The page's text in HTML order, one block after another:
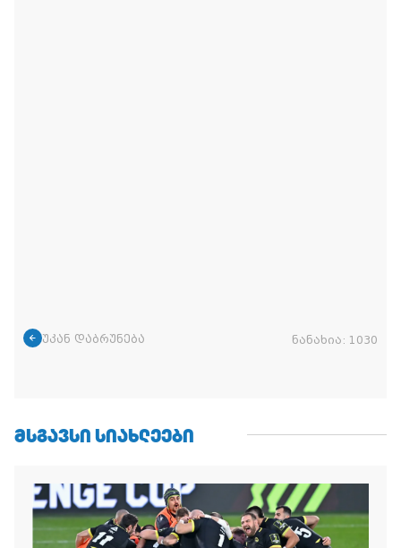
უკან დაბრუნება ნანახია: 1030
ᲛᲡᲒᲐᲕᲡᲘ ᲡᲘᲐᲮᲚᲔᲔᲑᲘ